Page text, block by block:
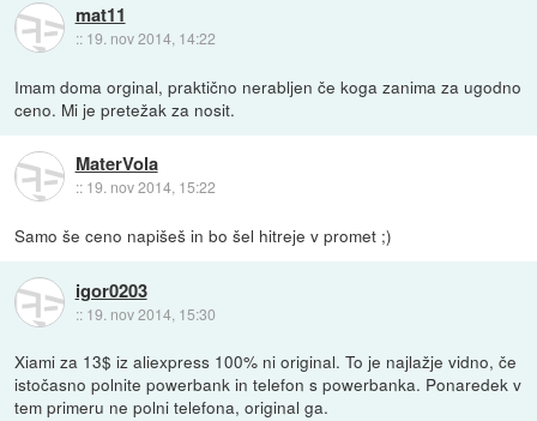
mat11
:: 19. nov 2014, 14:22
Imam doma orginal, praktično nerabljen če koga zanima za ugodno
ceno. Mi je pretežak za nosit.
MaterVola
:: 19. nov 2014, 15:22
Samo še ceno napišeš in bo šel hitreje v promet ;)
igor0203
:: 19. nov 2014, 15:30
Xiami za 13$ iz aliexpress 100% ni original. To je najlažje vidno, če
istočasno polnite powerbank in telefon s powerbanka. Ponaredek v
tem primeru ne polni telefona, original ga.